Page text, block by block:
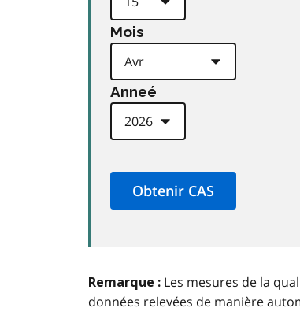
Mois
Anneé
Remarque : Les mesures de la
données relevées de manière